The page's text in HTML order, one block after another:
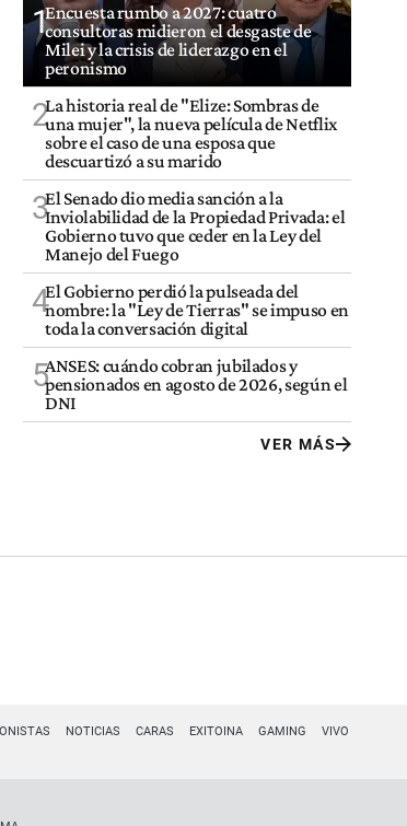
1Encuesta rumbo a 2027: cuatro
consultoras midieron el desgaste de
Milei y la crisis de liderazgo en el
peronismo
2La historia real de "Elize: Sombras de
una mujer", la nueva película de Netflix
sobre el caso de una esposa que
descuartizó a su marido
3El Senado dio media sanción a la
Inviolabilidad de la Propiedad Privada: el
Gobierno tuvo que ceder en la Ley del
Manejo del Fuego
4El Gobierno perdió la pulseada del
nombre: la "Ley de Tierras" se impuso en
toda la conversación digital
5ANSES: cuándo cobran jubilados y
pensionados en agosto de 2026, según el
DNI
VER MÁS
NOTICIAS CARAS EXITOINA GAMING VIVO